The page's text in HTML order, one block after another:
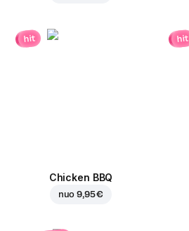
hit
Chicken BBQ
nuo9,95 €
hit